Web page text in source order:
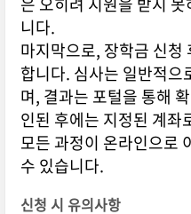
니다.
마지막으로, 장학금 신청
합니다. 심사는 일반적으
며, 결과는 포털을 통해
인된 후에는 지정된 계좌
모든 과정이 온라인으로
수 있습니다.
신청 시 유의사항